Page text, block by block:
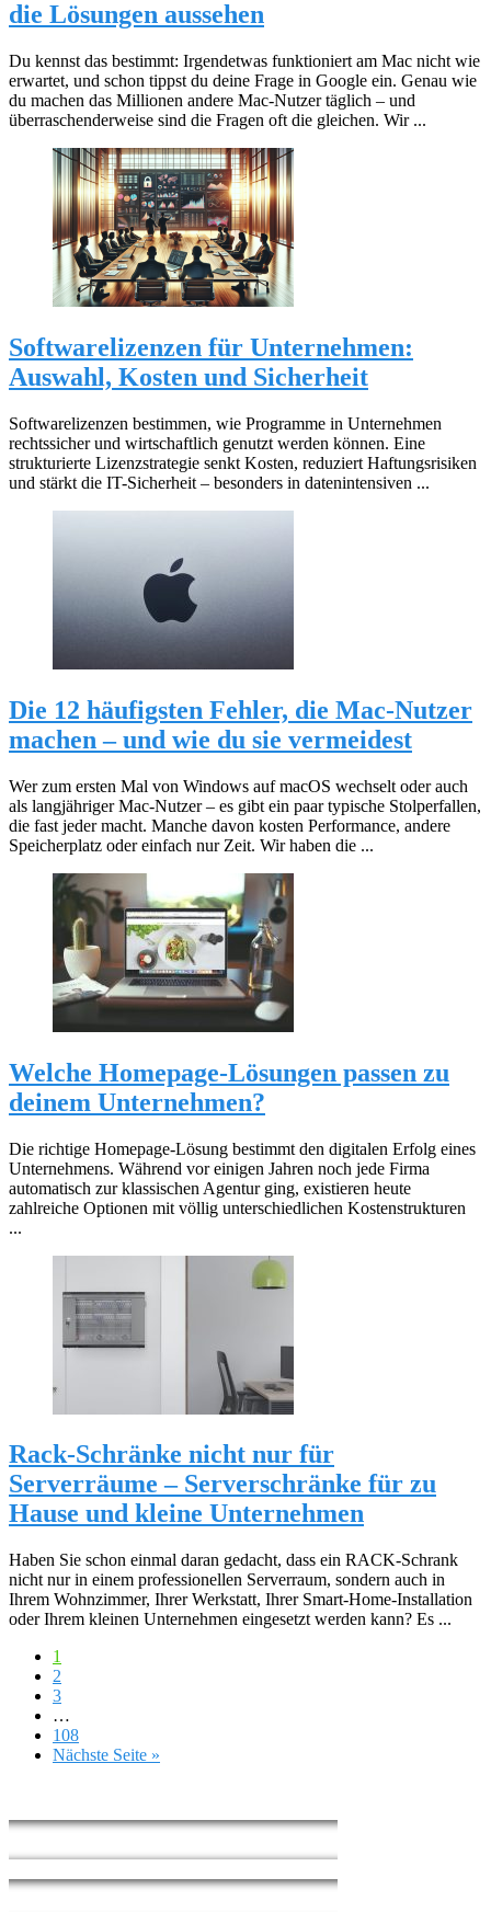
die Lösungen aussehen
Du kennst das bestimmt: Irgendetwas funktioniert am Mac nicht wie
erwartet, und schon tippst du deine Frage in Google ein. Genau wie
du machen das Millionen andere Mac-Nutzer täglich – und
überraschenderweise sind die Fragen oft die gleichen. Wir ...
Softwarelizenzen für Unternehmen:
Auswahl, Kosten und Sicherheit
Softwarelizenzen bestimmen, wie Programme in Unternehmen
rechtssicher und wirtschaftlich genutzt werden können. Eine
strukturierte Lizenzstrategie senkt Kosten, reduziert Haftungsrisiken
und stärkt die IT-Sicherheit – besonders in datenintensiven ...
Die 12 häufigsten Fehler, die Mac-Nutzer
machen – und wie du sie vermeidest
Wer zum ersten Mal von Windows auf macOS wechselt oder auch
als langjähriger Mac-Nutzer – es gibt ein paar typische Stolperfallen,
die fast jeder macht. Manche davon kosten Performance, andere
Speicherplatz oder einfach nur Zeit. Wir haben die ...
Welche Homepage-Lösungen passen zu
deinem Unternehmen?
Die richtige Homepage-Lösung bestimmt den digitalen Erfolg eines
Unternehmens. Während vor einigen Jahren noch jede Firma
automatisch zur klassischen Agentur ging, existieren heute
zahlreiche Optionen mit völlig unterschiedlichen Kostenstrukturen
...
Rack-Schränke nicht nur für
Serverräume – Serverschränke für zu
Hause und kleine Unternehmen
Haben Sie schon einmal daran gedacht, dass ein RACK-Schrank
nicht nur in einem professionellen Serverraum, sondern auch in
Ihrem Wohnzimmer, Ihrer Werkstatt, Ihrer Smart-Home-Installation
oder Ihrem kleinen Unternehmen eingesetzt werden kann? Es ...
1
2
3
…
108
Nächste Seite »